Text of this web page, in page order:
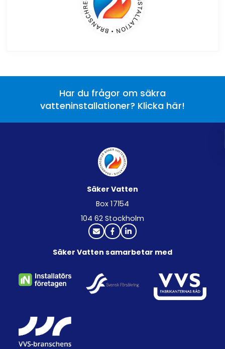
Har du frågor om säkra
vatteninstallationer? Klicka här!
Säker Vatten
Box 17154
104 62 Stockholm
Säker Vatten samarbetar med